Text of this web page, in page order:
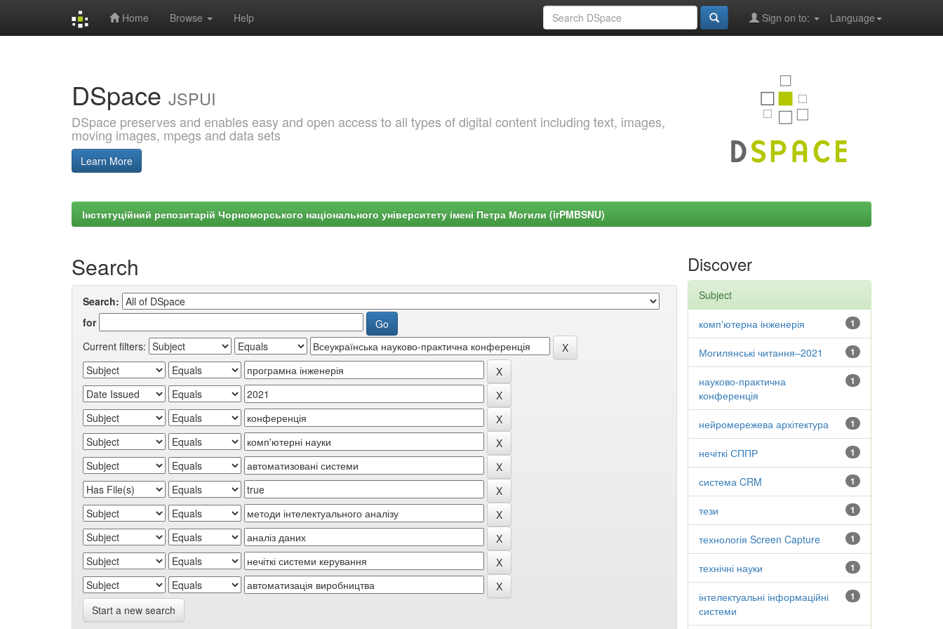
Home Browse Help Language
Sign on to:
DSpace JSPUI
DSpace preserves and enables easy and open access to all types of digital content including text, images,
moving images, mpegs and data sets
Learn More
Інституційний репозитарій Чорноморського національного університету імені Петра Могили (irPMBSNU)
Search
Search:
for
Current filters:
Start a new search
Discover
Subject
1
комп'ютерна інженерія
1
Могилянські читання–2021
1
науково-практична
конференція
1
нейромережева архітектура
1
нечіткі СППР
1
система CRM
1
тези
1
технологія Screen Capture
1
технічні науки
1
інтелектуальні інформаційні
системи